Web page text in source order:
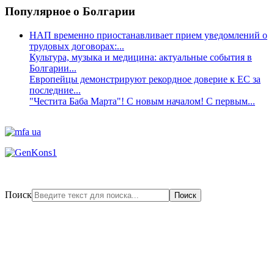
Популярное о Болгарии
НАП временно приостанавливает прием уведомлений о
трудовых договорах:...
Культура, музыка и медицина: актуальные события в
Болгарии...
Европейцы демонстрируют рекордное доверие к ЕС за
последние...
"Честита Баба Марта"! С новым началом! С первым...
Поиск Поиск